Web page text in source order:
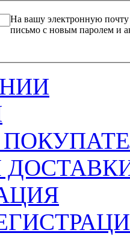
На вашу электронную почту
письмо с новым паролем и